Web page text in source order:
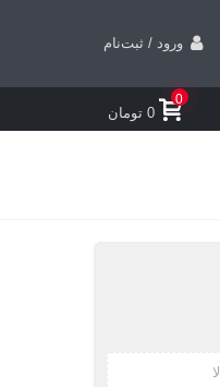
ورود / ثبت‌نام
0
0 تومان